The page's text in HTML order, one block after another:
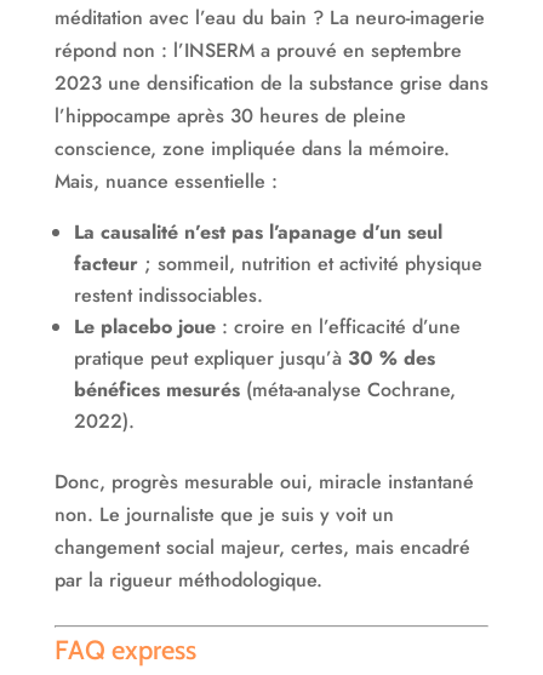
méditation avec l’eau du bain ? La neuro-imagerie
répond non : l’INSERM a prouvé en septembre
2023 une densification de la substance grise dans
l’hippocampe après 30 heures de pleine
conscience, zone impliquée dans la mémoire.
Mais, nuance essentielle :
La causalité n’est pas l’apanage d’un seul
facteur; sommeil, nutrition et activité physique
restent indissociables.
Le placebo joue: croire en l’efficacité d’une
pratique peut expliquer jusqu’à 30 % des
bénéfices mesurés(méta-analyse Cochrane,
2022).
Donc, progrès mesurable oui, miracle instantané
non. Le journaliste que je suis y voit un
changement social majeur, certes, mais encadré
par la rigueur méthodologique.
FAQ express